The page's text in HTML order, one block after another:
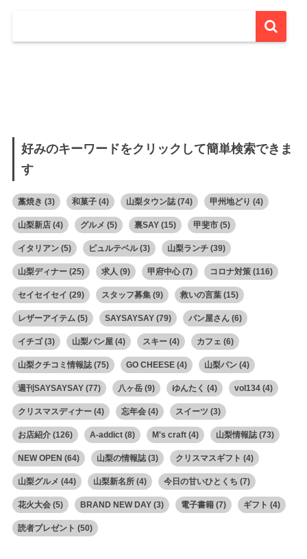
好みのキーワードをクリックして簡単検索できま
す
藁焼き (3) 和菓子(4) 山梨タウン誌(74) 甲州地どり (4)
山梨新店(4) グルメ (5) 裏SAY(15) 甲斐市(5)
イタリアン(5) ピュルテベル(3) 山梨ランチ(39)
山梨ディナー(25) 求人 (9) 甲府中心(7) コロナ対策(116)
セイセイセイ (29) スタッフ募集(9) 救いの言葉(15)
レザーアイテム(5) SAYSAYSAY(79) パン屋さん(6)
イチゴ(3) 山梨パン屋(4) スキー(4) カフェ (6)
山梨クチコミ情報誌(75) GO CHEESE(4) 山梨パン(4)
週刊SAYSAYSAY(77) 八ヶ岳(9) ゆんたく (4) vol134(4)
クリスマスディナー(4) 忘年会(4) スイーツ (3)
お店紹介(126) A-addict(8) M's craft(4) 山梨情報誌(73)
NEW OPEN (64) 山梨の情報誌(3) クリスマスギフト (4)
山梨グルメ (44) 山梨新名所(4) 今日の甘いひとくち (7)
花火大会(5) BRAND NEW DAY(3) 電子書籍(7) ギフト (4)
読者プレゼント (50)